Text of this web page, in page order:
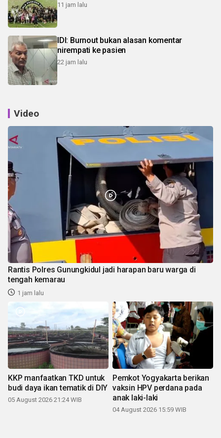
11 jam lalu
IDI: Burnout bukan alasan komentar
nirempati ke pasien
22 jam lalu
Video
Rantis Polres Gunungkidul jadi harapan baru warga di
tengah kemarau
1 jam lalu
KKP manfaatkan TKD untuk
budi daya ikan tematik di DIY
05 August 2026 21:24 WIB
Pemkot Yogyakarta berikan
vaksin HPV perdana pada
anak laki-laki
04 August 2026 15:59 WIB